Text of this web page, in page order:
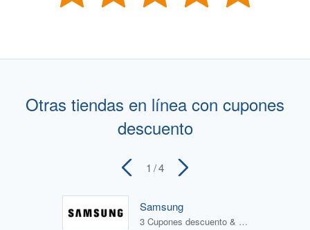
Otras tiendas en línea con cupones
descuento
1 / 4
Samsung
3 Cupones descuento & 4 Ofertas